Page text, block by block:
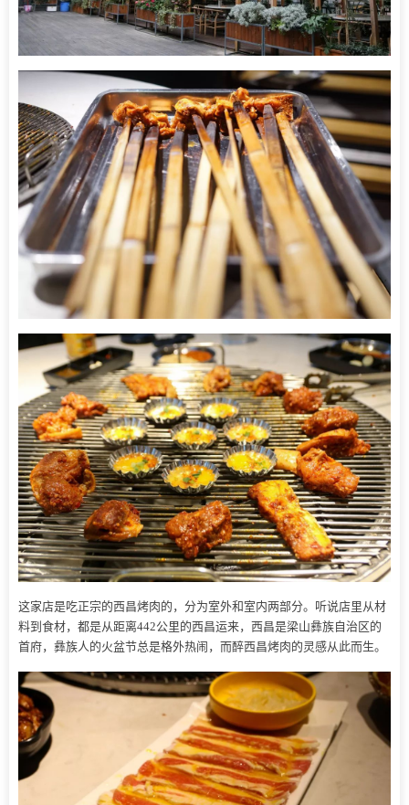
这家店是吃正宗的西昌烤肉的，分为室外和室内两部分。听说店里从材
料到食材，都是从距离442公里的西昌运来，西昌是梁山彝族自治区的
首府，彝族人的火盆节总是格外热闹，而醉西昌烤肉的灵感从此而生。